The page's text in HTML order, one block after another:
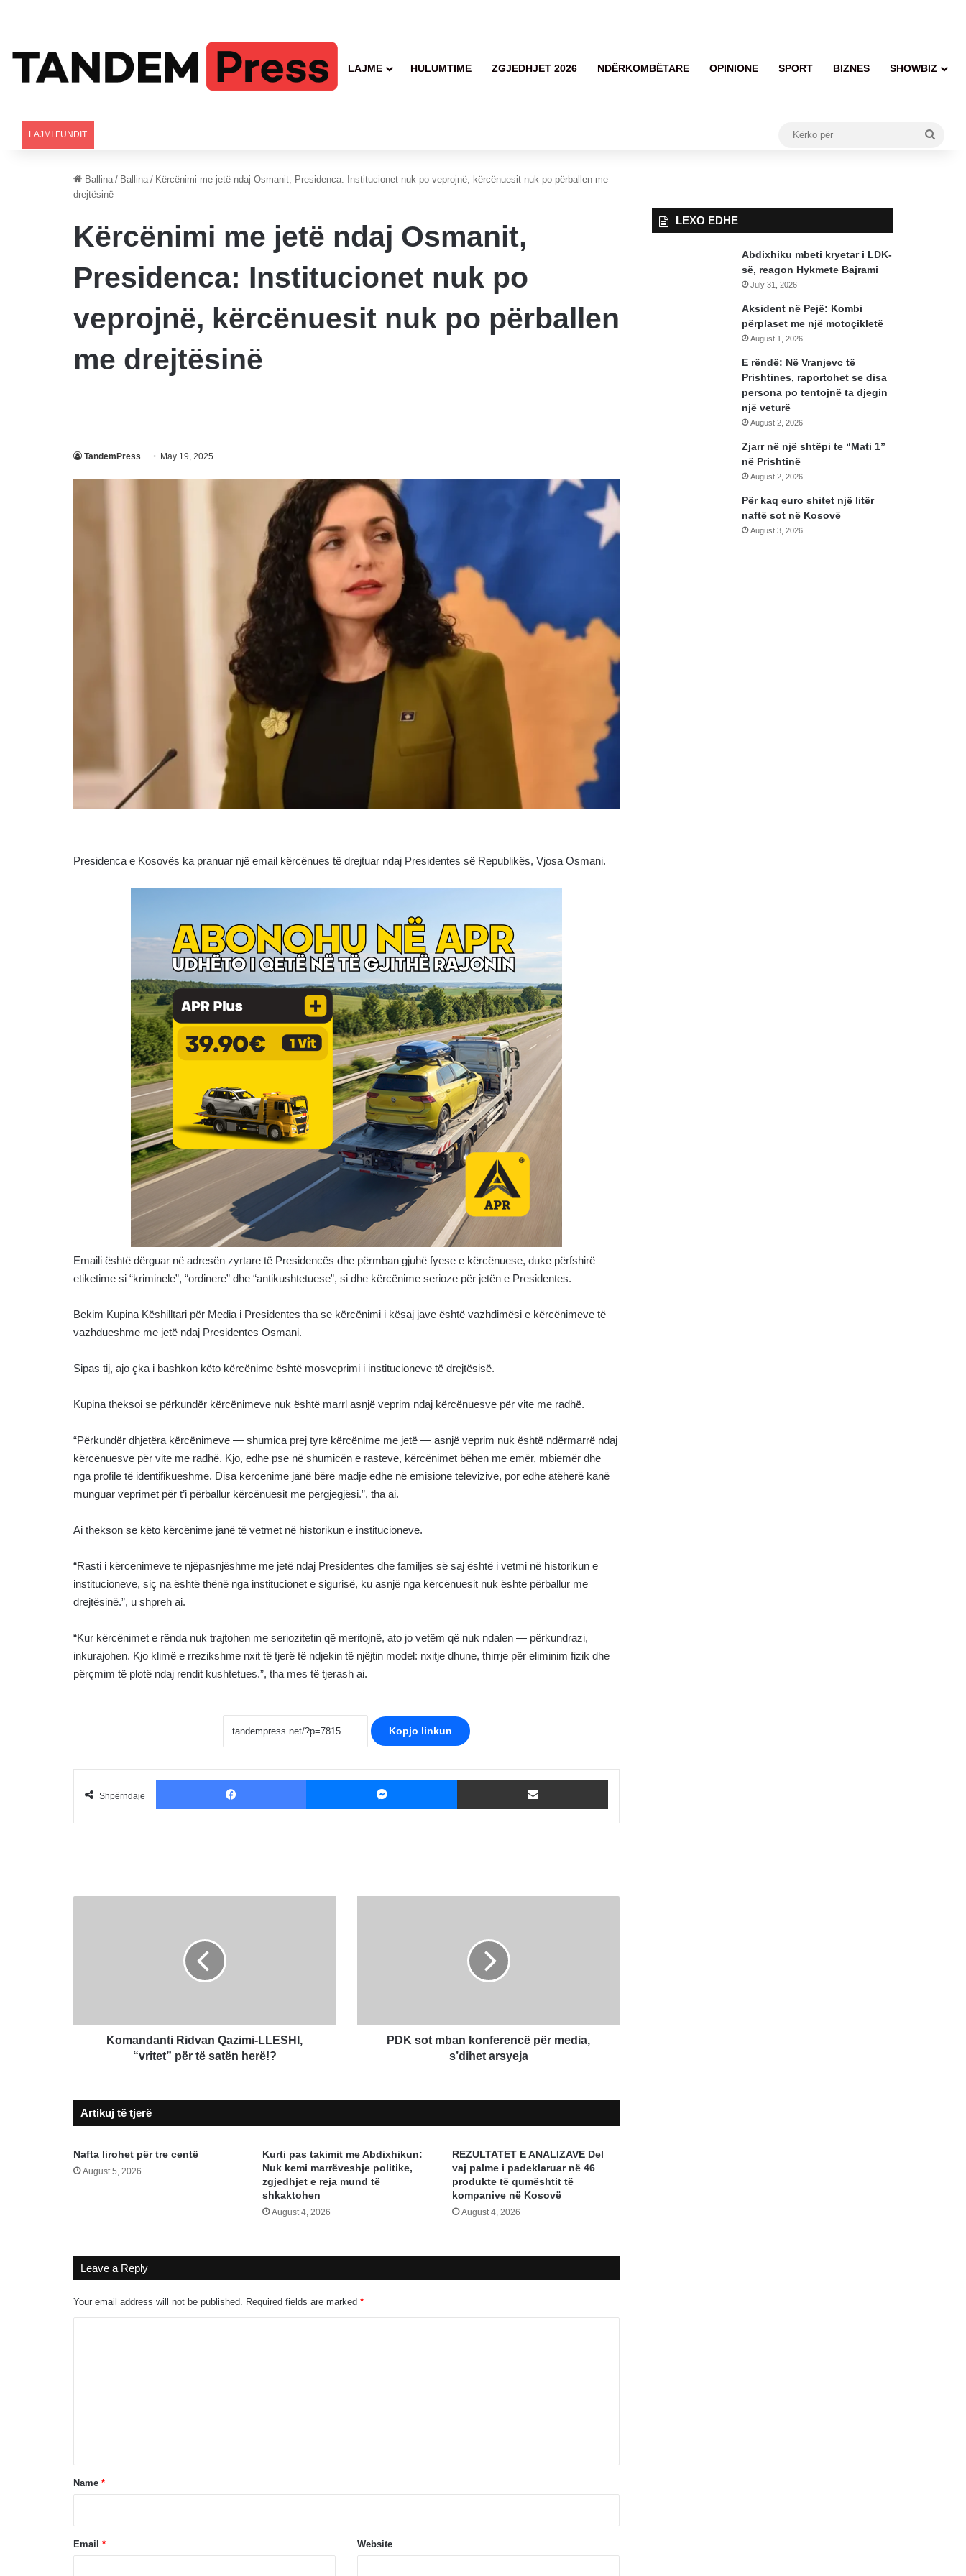
LAJME HULUMTIME ZGJEDHJET 2026 NDËRKOMBËTARE OPINIONE SPORT BIZNES SHOWBIZ
LAJMI FUNDIT
Ballina / Ballina / Kërcënimi me jetë ndaj Osmanit, Presidenca: Institucionet nuk po veprojnë, kërcënuesit nuk po përballen me
drejtësinë
Kërcënimi me jetë ndaj Osmanit,
Presidenca: Institucionet nuk po
veprojnë, kërcënuesit nuk po përballen
me drejtësinë
TandemPress May 19, 2025
Presidenca e Kosovës ka pranuar një email kërcënues të drejtuar ndaj Presidentes së Republikës, Vjosa Osmani.
Emaili është dërguar në adresën zyrtare të Presidencës dhe përmban gjuhë fyese e kërcënuese, duke përfshirë
etiketime si “kriminele”, “ordinere” dhe “antikushtetuese”, si dhe kërcënime serioze për jetën e Presidentes.
Bekim Kupina Këshilltari për Media i Presidentes tha se kërcënimi i kësaj jave është vazhdimësi e kërcënimeve të
vazhdueshme me jetë ndaj Presidentes Osmani.
Sipas tij, ajo çka i bashkon këto kërcënime është mosveprimi i institucioneve të drejtësisë.
Kupina theksoi se përkundër kërcënimeve nuk është marrl asnjë veprim ndaj kërcënuesve për vite me radhë.
“Përkundër dhjetëra kërcënimeve — shumica prej tyre kërcënime me jetë — asnjë veprim nuk është ndërmarrë ndaj
kërcënuesve për vite me radhë. Kjo, edhe pse në shumicën e rasteve, kërcënimet bëhen me emër, mbiemër dhe
nga profile të identifikueshme. Disa kërcënime janë bërë madje edhe në emisione televizive, por edhe atëherë kanë
munguar veprimet për t’i përballur kërcënuesit me përgjegjësi.”, tha ai.
Ai thekson se këto kërcënime janë të vetmet në historikun e institucioneve.
“Rasti i kërcënimeve të njëpasnjëshme me jetë ndaj Presidentes dhe familjes së saj është i vetmi në historikun e
institucioneve, siç na është thënë nga institucionet e sigurisë, ku asnjë nga kërcënuesit nuk është përballur me
drejtësinë.”, u shpreh ai.
“Kur kërcënimet e rënda nuk trajtohen me seriozitetin që meritojnë, ato jo vetëm që nuk ndalen — përkundrazi,
inkurajohen. Kjo klimë e rrezikshme nxit të tjerë të ndjekin të njëjtin model: nxitje dhune, thirrje për eliminim fizik dhe
përçmim të plotë ndaj rendit kushtetues.”, tha mes të tjerash ai.
Kopjo linkun
Shpërndaje
Facebook Messenger Shpërndaje me Email
herë!?
Komandanti Ridvan Qazimi-LLESHI,
“vritet” për të satën herë!?
PDK sot mban konferencë për media,
s’dihet arsyeja
Artikuj të tjerë
Nafta lirohet për tre centë
August 5, 2026
Kurti pas takimit me Abdixhikun:
Nuk kemi marrëveshje politike,
zgjedhjet e reja mund të
shkaktohen
August 4, 2026
REZULTATET E ANALIZAVE Del
vaj palme i padeklaruar në 46
produkte të qumështit të
kompanive në Kosovë
August 4, 2026
Leave a Reply
Your email address will not be published. Required fields are marked *
*Name *
Email * Website
LEXO EDHE
Abdixhiku mbeti kryetar i LDK-
së, reagon Hykmete Bajrami
July 31, 2026
Aksident në Pejë: Kombi
përplaset me një motoçikletë
August 1, 2026
E rëndë: Në Vranjevc të
Prishtines, raportohet se disa
persona po tentojnë ta djegin
një veturë
August 2, 2026
Zjarr në një shtëpi te “Mati 1”
në Prishtinë
August 2, 2026
Për kaq euro shitet një litër
naftë sot në Kosovë
August 3, 2026